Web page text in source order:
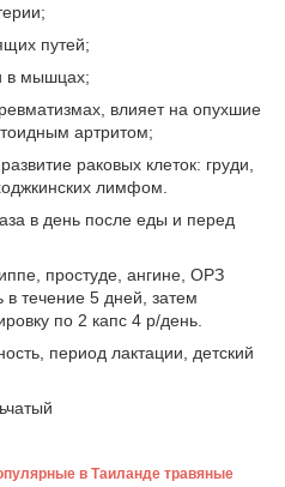
путей;
в мышцах;
влияет на опухшие
артритом;
раковых клеток: груди,
лимфом.
в день после еды и перед
простуде, ангине, ОРЗ
течение 5 дней, затем
по 2 капс 4 р/день.
период лактации, детский
в Таиланде травяные